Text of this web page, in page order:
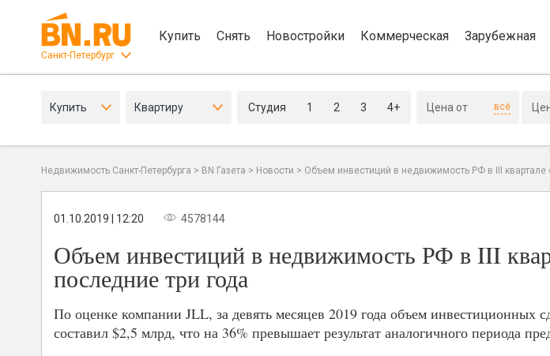
Санкт-Петербург
Купить Снять Новостройки Коммерческая Зарубежная
Купить Квартиру Студия 1 2 3 4+ всё
Недвижимость Санкт-Петербурга > BN Газета > Новости > Объем инвестиций в недвижимость РФ в III квартале
01.10.2019 | 12:20 4578144
Объем инвестиций в недвижимость РФ в III
последние три года
По оценке компании JLL, за девять месяцев 2019 года объем инвестиционных
составил $2,5 млрд, что на 36% превышает результат аналогичного периода